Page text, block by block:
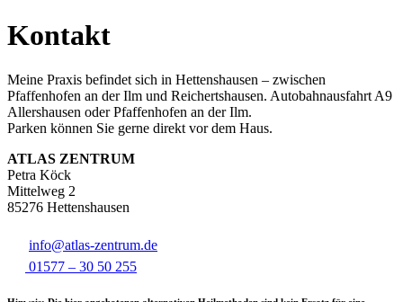
Kontakt
Meine Praxis befindet sich in Hettenshausen – zwischen
Pfaffenhofen an der Ilm und Reichertshausen. Autobahnausfahrt A9
Allershausen oder Pfaffenhofen an der Ilm.
Parken können Sie gerne direkt vor dem Haus.
ATLAS ZENTRUM
Petra Köck
Mittelweg 2
85276 Hettenshausen
info@atlas-zentrum.de
01577 – 30 50 255